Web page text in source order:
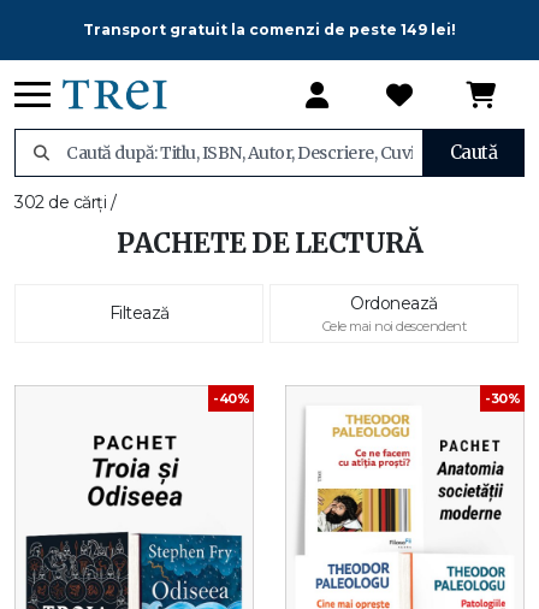
Transport gratuit la comenzi de peste 149 lei!
Caută
302 de cărți /
PACHETE DE LECTURĂ
Filtează Ordonează
Cele mai noi descendent
-40% -30%